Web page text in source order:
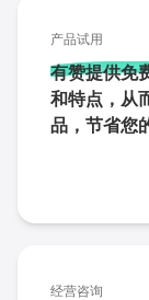
产品试用
有赞提供免
和特点，从
品，节省您
经营咨询